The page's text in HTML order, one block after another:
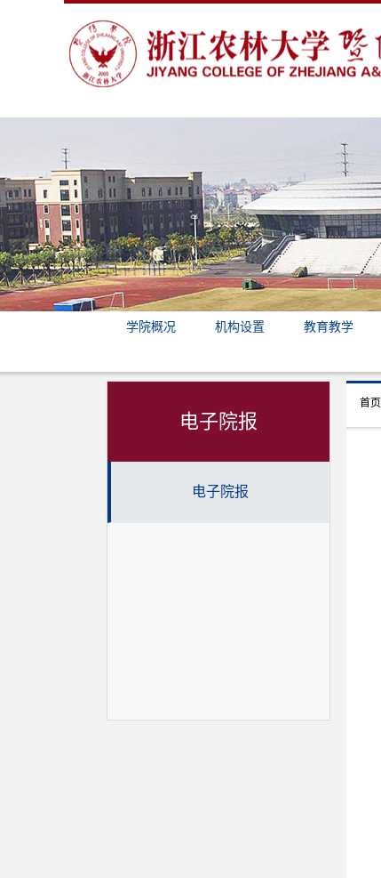
学院概况 机构设置 教育教学
电子院报
电子院报
首页